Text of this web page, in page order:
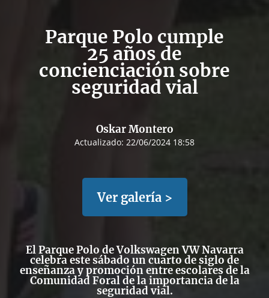
Parque Polo cumple
25 años de
concienciación sobre
seguridad vial
Oskar Montero
Actualizado: 22/06/2024 18:58
Ver galería >
El Parque Polo de Volkswagen VW Navarra
celebra este sábado un cuarto de siglo de
enseñanza y promoción entre escolares de la
Comunidad Foral de la importancia de la
seguridad vial.